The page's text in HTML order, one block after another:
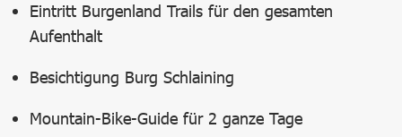
Eintritt Burgenland Trails für den gesamten
Aufenthalt
Besichtigung Burg Schlaining
Mountain-Bike-Guide für 2 ganze Tage